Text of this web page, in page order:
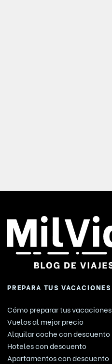
PREPARA TUS VACACIONES
Cómo preparar tus vacaciones
Vuelos al mejor precio
Alquilar coche con descuento
Hoteles con descuento
Apartamentos con descuento